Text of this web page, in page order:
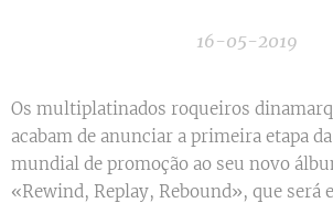
16-05-2019
Os multiplatinados roqueiros
acabam de anunciar a primeira etapa
mundial de promoção ao seu novo
«Rewind, Replay, Rebound», que será